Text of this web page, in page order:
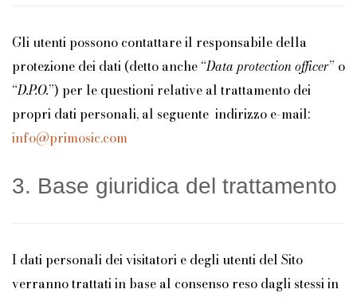
Gli utenti possono contattare il responsabile della
protezione dei dati (detto anche “Data protection officer” o
“D.P.O.”) per le questioni relative al trattamento dei
propri dati personali, al seguente indirizzo e-mail:
info@primosic.com
3. Base giuridica del trattamento
I dati personali dei visitatori e degli utenti del Sito
verranno trattati in base al consenso reso dagli stessi in